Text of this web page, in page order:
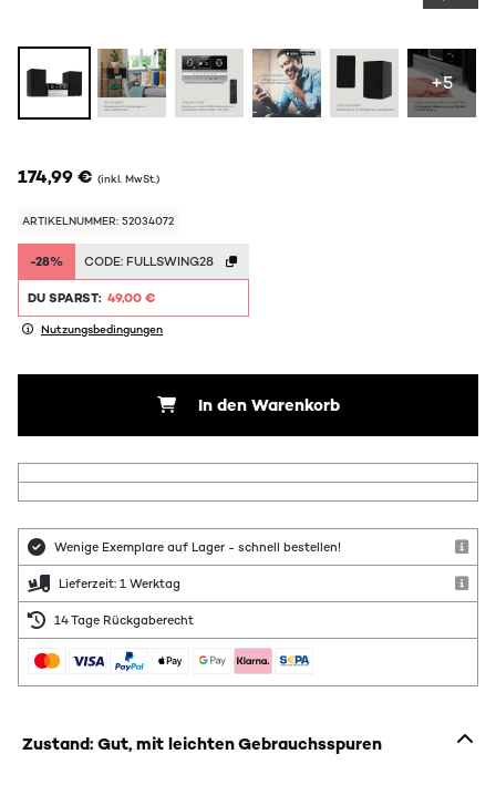
+5
174,99 € (inkl. MwSt.)
ARTIKELNUMMER: 52034072
-28% CODE: FULLSWING28
DU SPARST: 49,00 €
Nutzungsbedingungen
In den Warenkorb
Wenige Exemplare auf Lager - schnell bestellen!
Lieferzeit: 1 Werktag
14 Tage Rückgaberecht
Zustand: Gut, mit leichten Gebrauchsspuren